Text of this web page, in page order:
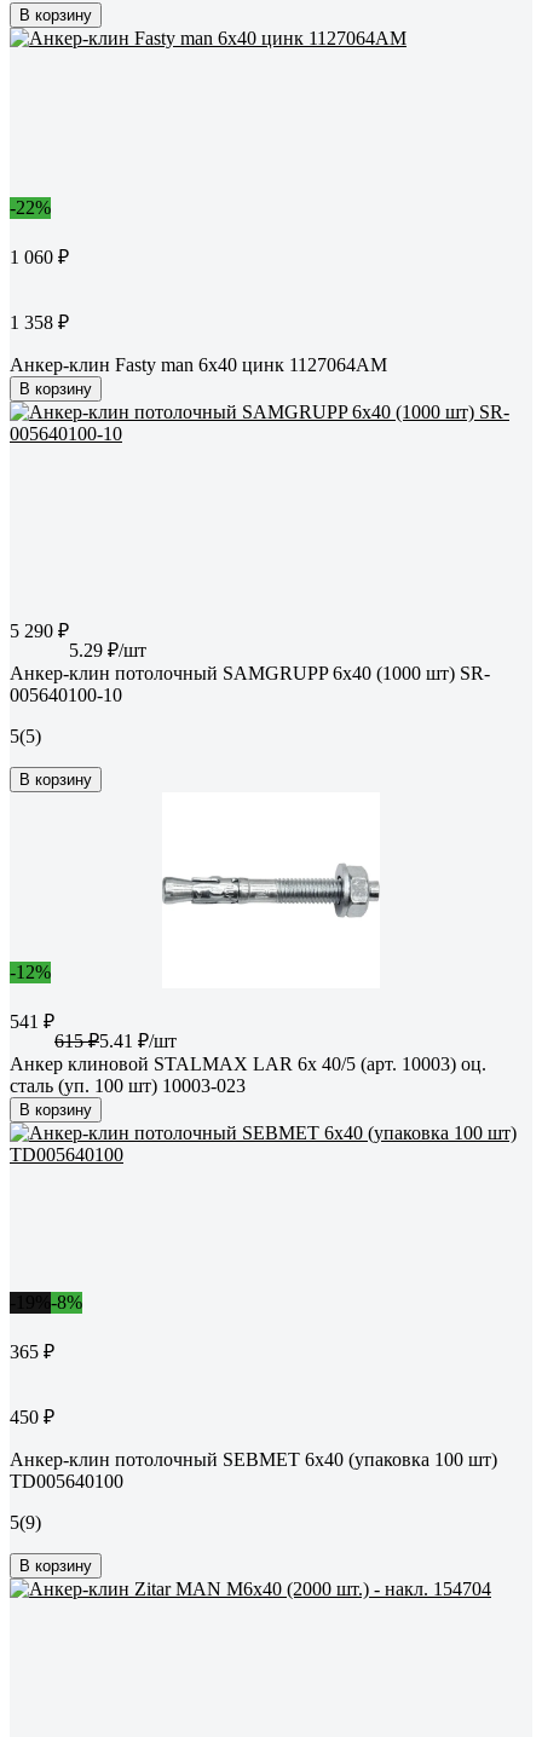
В корзину
-22%
1 060 ₽
1 358 ₽
Анкер-клин Fasty man 6x40 цинк 1127064AM
В корзину
5 290 ₽
5.29 ₽/шт
Анкер-клин потолочный SAMGRUPP 6х40 (1000 шт) SR-
005640100-10
5(5)
В корзину
-12%
541 ₽
615 ₽5.41 ₽/шт
Анкер клиновой STALMAX LAR 6х 40/5 (арт. 10003) оц.
сталь (уп. 100 шт) 10003-023
В корзину
-8%
365 ₽
450 ₽
Анкер-клин потолочный SEBMET 6х40 (упаковка 100 шт)
TD005640100
5(9)
В корзину